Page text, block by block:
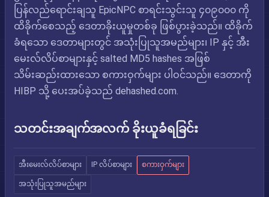
ပြန်လည်ရောင်းချသူ EpicNPC စာရင်းသွင်းသူ ၄၀၉၀၀၀ ကို
ထိခိုက်စေသည့် ဒေတာခိုးယူမှုတစ်ခု ဖြစ်ပွားခဲ့သည်။ ထိခိုက်
ခံရသော ဒေတာများတွင် အသုံးပြုသူအမည်များ၊ IP နှင့် အီး
မေးလ်လိပ်စာများနှင့် salted MD5 hashes အဖြစ်
သိမ်းဆည်းထားသော စကားဝှက်များ ပါဝင်သည်။ ဒေတာကို
HIBP သို့ ပေးအပ်ခဲ့သည် dehashed.com.
သတင်းအချက်အလက် ခိုးယူခံရခြင်း
အီးမေးလ်လိပ်စာများ IP လိပ်စာများ စကားဝှက်များ
အသုံးပြုသူအမည်များ